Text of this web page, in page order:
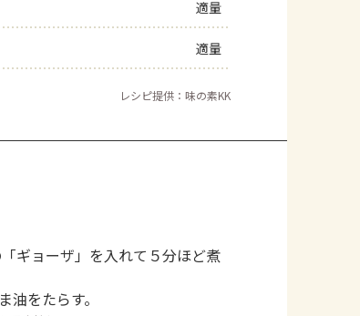
適量
適量
レシピ提供：味の素KK
ギョーザ」を入れて５分ほど煮
をたらす。